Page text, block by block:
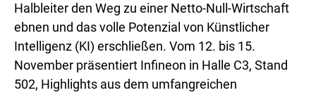
Halbleiter den Weg zu einer Netto-Null-Wirtschaft
ebnen und das volle Potenzial von Künstlicher
Intelligenz (KI) erschließen. Vom 12. bis 15.
November präsentiert Infineon in Halle C3, Stand
502, Highlights aus dem umfangreichen